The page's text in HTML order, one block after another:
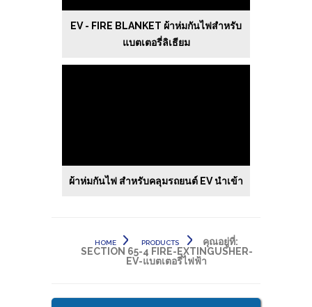
EV - FIRE BLANKET ผ้าห่มกันไฟสำหรับ
แบตเตอรี่ลิเธียม
ผ้าห่มกันไฟ สำหรับคลุมรถยนต์ EV นำเข้า
HOME PRODUCTS
คุณอยู่ที่:
SECTION 65-4 FIRE-EXTINGUSHER-
EV-แบตเตอรี่ไฟฟ้า